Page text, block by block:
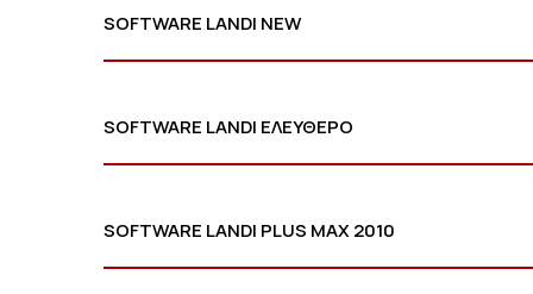
SOFTWARE LANDI NEW
SOFTWARE LANDI ΕΛΕΥΘΕΡΟ
SOFTWARE LANDI PLUS MAX 2010